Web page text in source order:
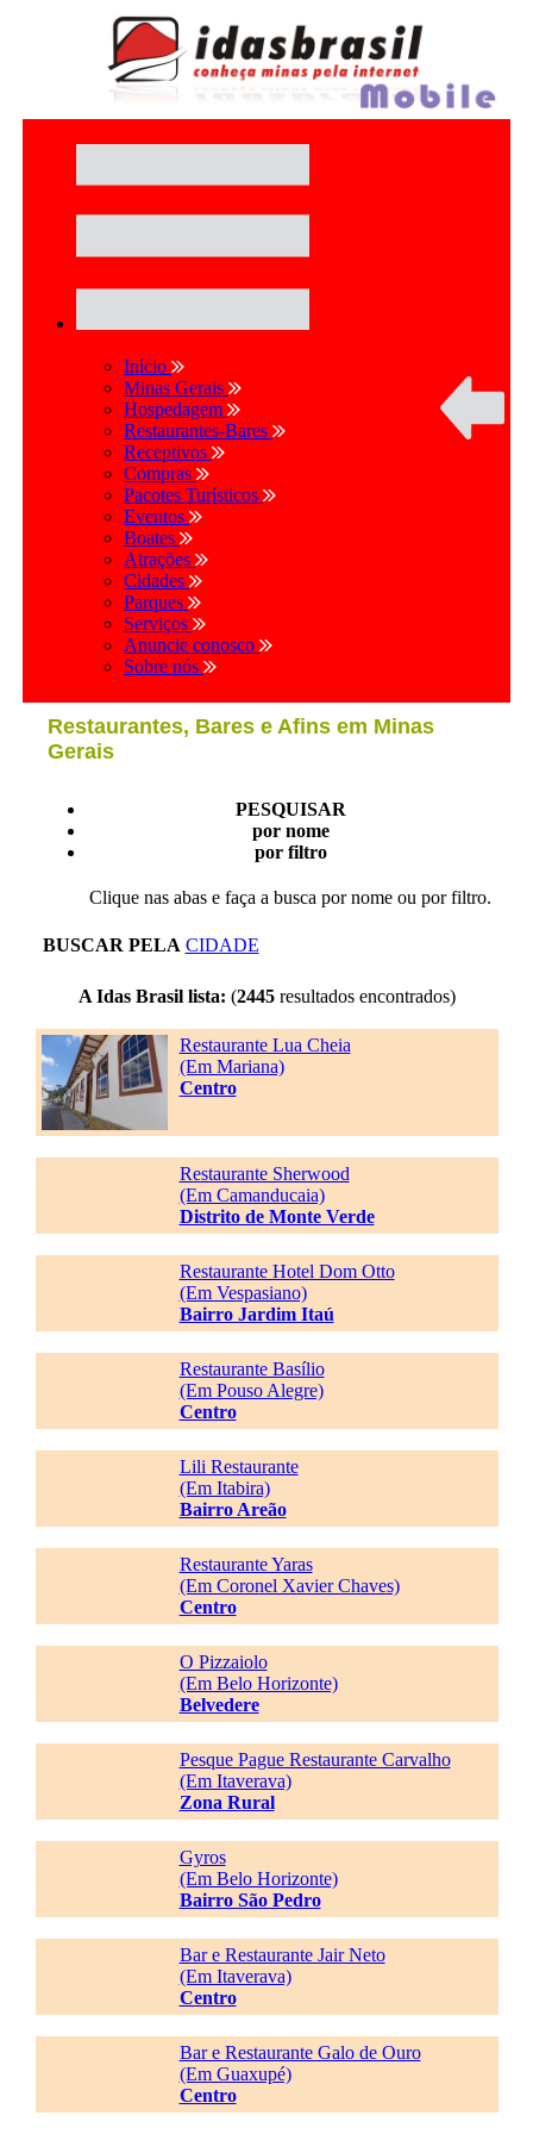
Início
Minas Gerais
Hospedagem
Restaurantes-Bares
Receptivos
Compras
Pacotes Turísticos
Eventos
Boates
Atrações
Cidades
Parques
Serviços
Anuncie conosco
Sobre nós
Restaurantes, Bares e Afins em Minas
Gerais
PESQUISAR
por nome
por filtro
Clique nas abas e faça a busca por nome ou por filtro.
BUSCAR PELA CIDADE
A Idas Brasil lista: (2445resultados encontrados)
Restaurante Lua Cheia
(Em Mariana)
Centro
Restaurante Sherwood
(Em Camanducaia)
Distrito de Monte Verde
Restaurante Hotel Dom Otto
(Em Vespasiano)
Bairro Jardim Itaú
Restaurante Basílio
(Em Pouso Alegre)
Centro
Lili Restaurante
(Em Itabira)
Bairro Areão
Restaurante Yaras
(Em Coronel Xavier Chaves)
Centro
O Pizzaiolo
(Em Belo Horizonte)
Belvedere
Pesque Pague Restaurante Carvalho
(Em Itaverava)
Zona Rural
Gyros
(Em Belo Horizonte)
Bairro São Pedro
Bar e Restaurante Jair Neto
(Em Itaverava)
Centro
Bar e Restaurante Galo de Ouro
(Em Guaxupé)
Centro